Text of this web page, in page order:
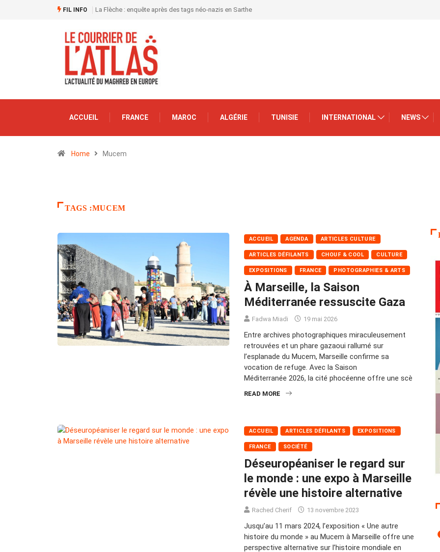
FIL INFO La Flèche : enquête après des tags néo-nazis en Sarthe
ACCUEIL FRANCE MAROC ALGÉRIE TUNISIE INTERNATIONAL NEWS
Home Mucem
TAGS :MUCEM
ACCUEIL AGENDA ARTICLES CULTURE
ARTICLES DÉFILANTS CHOUF & COOL CULTURE
EXPOSITIONS FRANCE PHOTOGRAPHIES & ARTS
À Marseille, la Saison
Méditerranée ressuscite Gaza
Fadwa Miadi 19 mai 2026
Entre archives photographiques miraculeusement
retrouvées et un phare gazaoui rallumé sur
l’esplanade du Mucem, Marseille confirme sa
vocation de refuge. Avec la Saison
Méditerranée 2026, la cité phocéenne offre une scè
READ MORE
ACCUEIL ARTICLES DÉFILANTS EXPOSITIONS
FRANCE SOCIÉTÉ
Déseuropéaniser le regard sur
le monde : une expo à Marseille
révèle une histoire alternative
Rached Cherif 13 novembre 2023
Jusqu’au 11 mars 2024, l’exposition « Une autre
histoire du monde » au Mucem à Marseille offre une
perspective alternative sur l’histoire mondiale en